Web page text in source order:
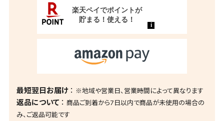
最短翌日お届け ※地域や営業日、営業時間によって異なります
返品について
商品ご到着から7日以内で商品が未使用の場合の
み、ご返品可能です